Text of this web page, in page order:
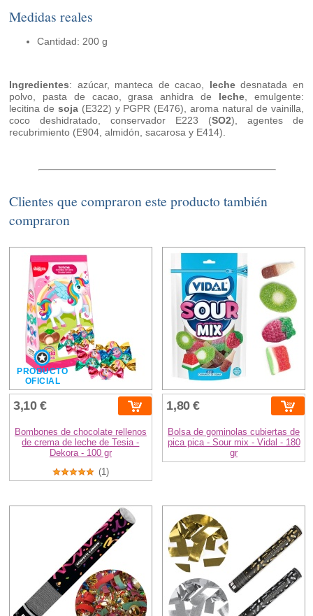
Medidas reales
Cantidad: 200 g
Ingredientes: azúcar, manteca de cacao, lechedesnatada en
polvo, pasta de cacao, grasa anhidra de leche, emulgente:
lecitina de soja(E322) y PGPR (E476), aroma natural de vainilla,
coco deshidratado, conservador E223 (SO2), agentes de
recubrimiento (E904, almidón, sacarosa y E414).
Clientes que compraron este producto también
compraron
PRODUCTO
OFICIAL
3,10 €
Bombones de chocolate rellenos
de crema de leche de Tesia -
Dekora - 100 gr
(1)
1,80 €
Bolsa de gominolas cubiertas de
pica pica - Sour mix - Vidal - 180
gr